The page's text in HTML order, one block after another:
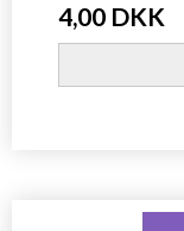
4,00 DKK